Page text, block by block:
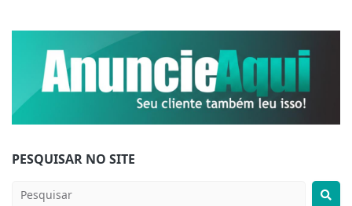
PESQUISAR NO SITE